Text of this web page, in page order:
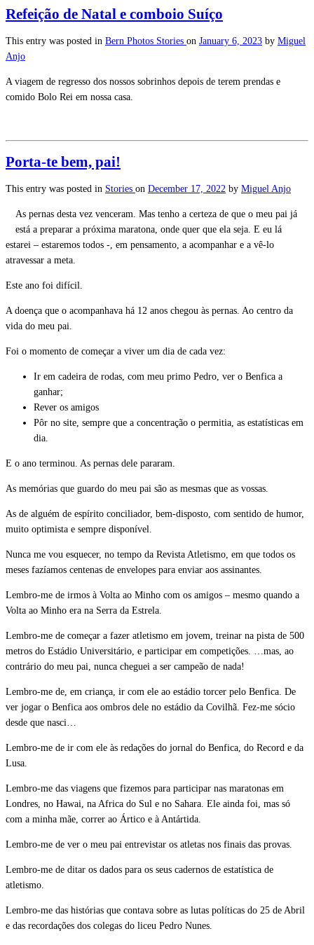
Refeição de Natal e comboio Suíço
This entry was posted in Bern Photos Stories on January 6, 2023 by Miguel
Anjo
A viagem de regresso dos nossos sobrinhos depois de terem prendas e
comido Bolo Rei em nossa casa.
Porta-te bem, pai!
This entry was posted in Stories on December 17, 2022 by Miguel Anjo
As pernas desta vez venceram. Mas tenho a certeza de que o meu pai já
está a preparar a próxima maratona, onde quer que ela seja. E eu lá
estarei – estaremos todos -, em pensamento, a acompanhar e a vê-lo
atravessar a meta.
Este ano foi difícil.
A doença que o acompanhava há 12 anos chegou às pernas. Ao centro da
vida do meu pai.
Foi o momento de começar a viver um dia de cada vez:
Ir em cadeira de rodas, com meu primo Pedro, ver o Benfica a
ganhar;
Rever os amigos
Pôr no site, sempre que a concentração o permitia, as estatísticas em
dia.
E o ano terminou. As pernas dele pararam.
As memórias que guardo do meu pai são as mesmas que as vossas.
As de alguém de espírito conciliador, bem-disposto, com sentido de humor,
muito optimista e sempre disponível.
Nunca me vou esquecer, no tempo da Revista Atletismo, em que todos os
meses fazíamos centenas de envelopes para enviar aos assinantes.
Lembro-me de irmos à Volta ao Minho com os amigos – mesmo quando a
Volta ao Minho era na Serra da Estrela.
Lembro-me de começar a fazer atletismo em jovem, treinar na pista de 500
metros do Estádio Universitário, e participar em competições. …mas, ao
contrário do meu pai, nunca cheguei a ser campeão de nada!
Lembro-me de, em criança, ir com ele ao estádio torcer pelo Benfica. De
ver jogar o Benfica aos ombros dele no estádio da Covilhã. Fez-me sócio
desde que nasci…
Lembro-me de ir com ele às redações do jornal do Benfica, do Record e da
Lusa.
Lembro-me das viagens que fizemos para participar nas maratonas em
Londres, no Hawai, na Africa do Sul e no Sahara. Ele ainda foi, mas só
com a minha mãe, correr ao Ártico e à Antártida.
Lembro-me de ver o meu pai entrevistar os atletas nos finais das provas.
Lembro-me de ditar os dados para os seus cadernos de estatística de
atletismo.
Lembro-me das histórias que contava sobre as lutas políticas do 25 de Abril
e das recordações dos colegas do liceu Pedro Nunes.